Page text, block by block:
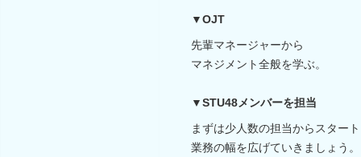
▼OJT
先輩マネージャーから
マネジメント全般を学ぶ。
▼STU48メンバーを担当
まずは少人数の担当からスター
業務の幅を広げていきましょう。